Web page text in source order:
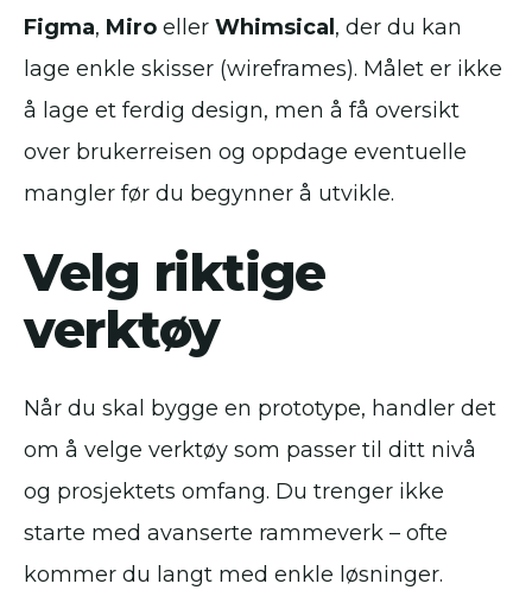
Figma, Miro eller Whimsical , der du kan
lage enkle skisser (wireframes). Målet er ikke
å lage et ferdig design, men å få oversikt
over brukerreisen og oppdage eventuelle
mangler før du begynner å utvikle.
Velg riktige
verktøy
Når du skal bygge en prototype, handler det
om å velge verktøy som passer til ditt nivå
og prosjektets omfang. Du trenger ikke
starte med avanserte rammeverk – ofte
kommer du langt med enkle løsninger.